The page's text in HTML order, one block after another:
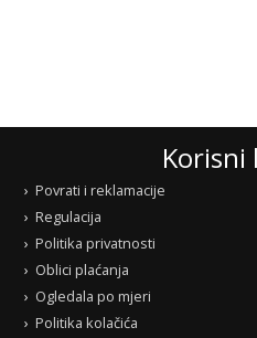
Korisni
Povrati i reklamacije
Regulacija
Politika privatnosti
Oblici plaćanja
Ogledala po mjeri
Politika kolačića